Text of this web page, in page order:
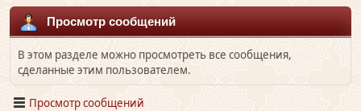
Просмотр сообщений
В этом разделе можно просмотреть все сообщения,
сделанные этим пользователем.
Просмотр сообщений